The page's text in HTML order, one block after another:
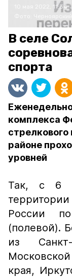
10 мая 2022, 11:34
В селе
спорта
комплекса
районе
уровней
Так, с 6
России
(полевой).
из
края,